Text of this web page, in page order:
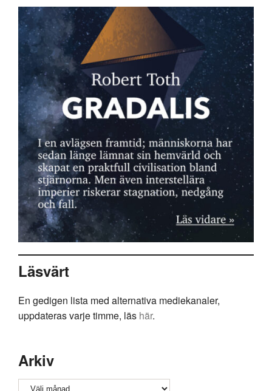
Läsvärt
En gedigen lista med alternativa mediekanaler,
uppdateras varje timme, läs här.
Arkiv
Arkiv